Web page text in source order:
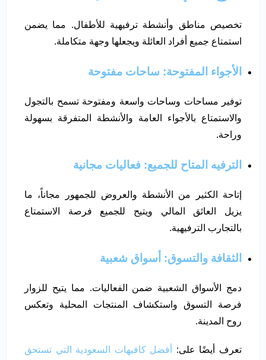
تخصيص مناطق وأنشطة ترفيهية للأطفال. مما يضمن
استمتاع جميع أفراد العائلة ويجعلها وجهة متكاملة.
الأجواء المفتوحة: ساحات مفتوحة
توفير مساحات وساحات واسعة ومفتوحة تسمح بالتجول
والاستمتاع بالأجواء العامة والأنشطة المتفرقة بسهولة
وراحة.
الترفيه المتاح للجميع: فعاليات مجانية
إتاحة الكثير من الأنشطة والعروض للجمهور مجاناً، ما
يزيل العائق المالي ويتيح للجميع فرصة الاستمتاع
بالتجارب الترفيهية.
الثقافة والتسوق: أسواق شعبية
دمج الأسواق الشعبية ضمن الفعاليات. مما يتيح للزوار
فرصة التسوق واستكشاف المنتجات المحلية وتعكس
روح المدينة.
تعرف أيضًا على:
أفضل كافيهات السعودية التي تستحق